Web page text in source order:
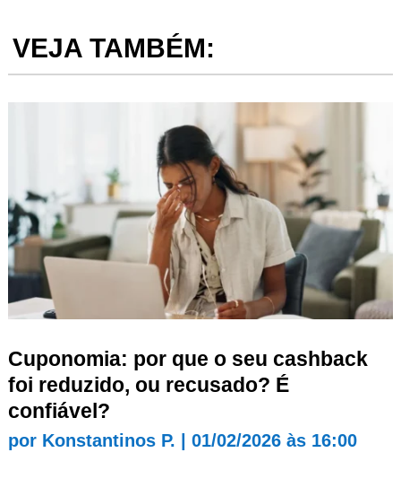
VEJA TAMBÉM:
Cuponomia: por que o seu cashback
foi reduzido, ou recusado? É
confiável?
por Konstantinos P. 01/02/2026 às 16:00